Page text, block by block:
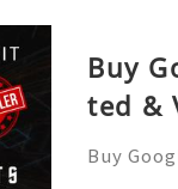
Buy
ted &
Buy